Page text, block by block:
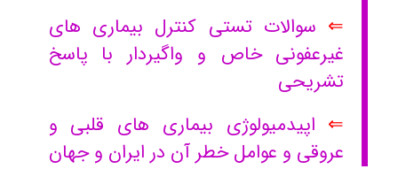
⇐ سوالات تستی کنترل بیماری های
غیرعفونی خاص و واگیردار با پاسخ
تشریحی
⇐ اپیدمیولوژی بیماری های قلبی و
عروقی و عوامل خطر آن در ایران و جهان